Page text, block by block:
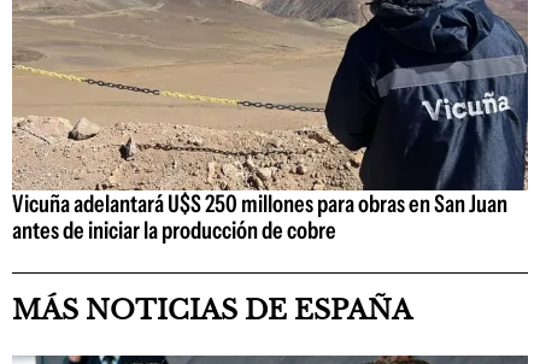
Vicuña adelantará U$S 250 millones para obras en San Juan
antes de iniciar la producción de cobre
MÁS NOTICIAS DE ESPAÑA